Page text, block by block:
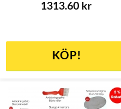
1313.60 kr
KÖP!